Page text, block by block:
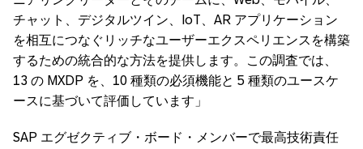
チャット、デジタルツイン、IoT、AR アプリケーション
を相互につなぐリッチなユーザーエクスペリエンスを構築
するための統合的な方法を提供します。この調査では、
13 の MXDP を、10 種類の必須機能と 5 種類のユースケ
ースに基づいて評価しています」
SAP エグゼクティブ・ボード・メンバーで最高技術責任